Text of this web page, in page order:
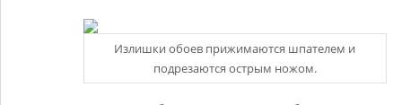
Излишки обоев прижимаются шпателем и
подрезаются острым ножом.